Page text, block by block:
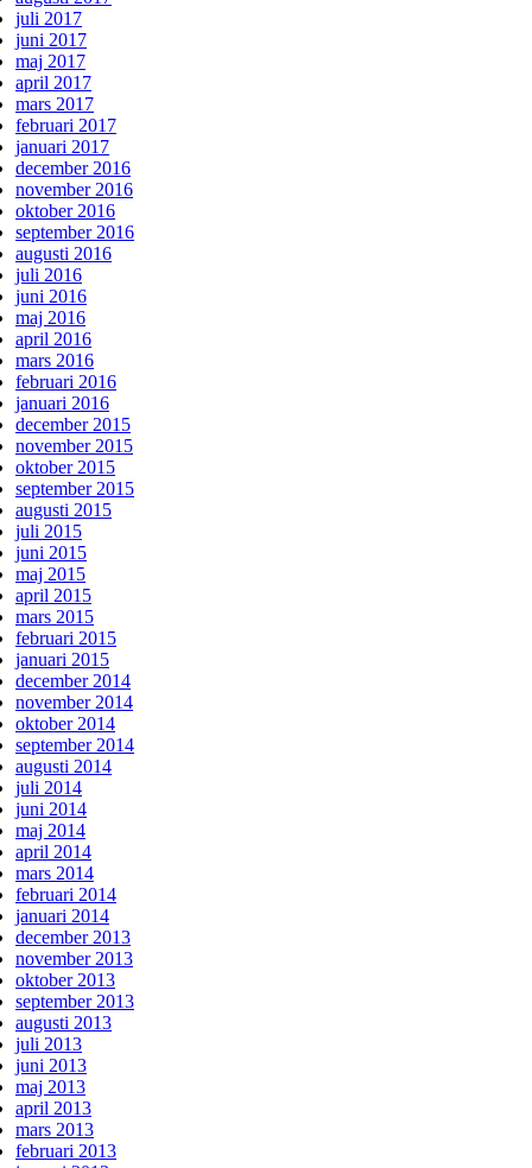
juli 2017
juni 2017
maj 2017
april 2017
mars 2017
februari 2017
januari 2017
december 2016
november 2016
oktober 2016
september 2016
augusti 2016
juli 2016
juni 2016
maj 2016
april 2016
mars 2016
februari 2016
januari 2016
december 2015
november 2015
oktober 2015
september 2015
augusti 2015
juli 2015
juni 2015
maj 2015
april 2015
mars 2015
februari 2015
januari 2015
december 2014
november 2014
oktober 2014
september 2014
augusti 2014
juli 2014
juni 2014
maj 2014
april 2014
mars 2014
februari 2014
januari 2014
december 2013
november 2013
oktober 2013
september 2013
augusti 2013
juli 2013
juni 2013
maj 2013
april 2013
mars 2013
februari 2013